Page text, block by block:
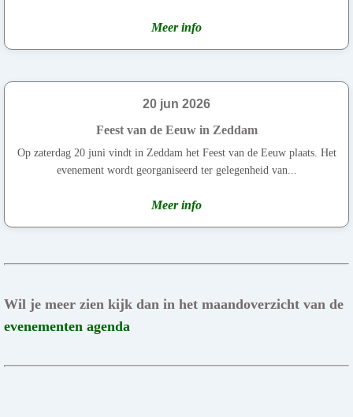
Meer info
20 jun 2026
Feest van de Eeuw in Zeddam
Op zaterdag 20 juni vindt in Zeddam het Feest van de Eeuw plaats. Het
evenement wordt georganiseerd ter gelegenheid van...
Meer info
Wil je meer zien kijk dan in het maandoverzicht van de
evenementen agenda